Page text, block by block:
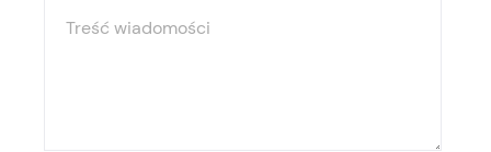
Treść wiadomości